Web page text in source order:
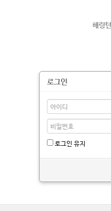
해링
로그인
로그인 유지